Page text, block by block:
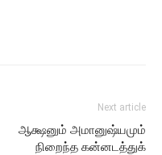
Next article
ஆக்ஷனும் அமானுஷ்யமும்
நிறைந்த கன்னடத்துக்